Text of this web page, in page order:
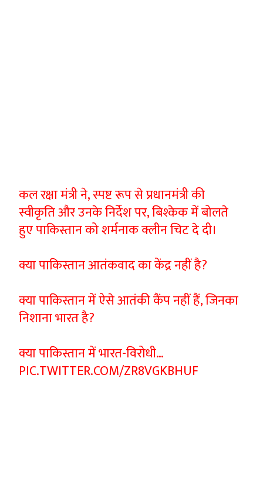
कल रक्षा मंत्री ने, स्पष्ट रूप से प्रधानमंत्री की
स्वीकृति और उनके निर्देश पर, बिश्केक में बोलते
हुए पाकिस्तान को शर्मनाक क्लीन चिट दे दी।
क्या पाकिस्तान आतंकवाद का केंद्र नहीं है?
क्या पाकिस्तान में ऐसे आतंकी कैंप नहीं हैं, जिनका
निशाना भारत है?
क्या पाकिस्तान में भारत-विरोधी…
PIC.TWITTER.COM/ZR8VGKBHUF